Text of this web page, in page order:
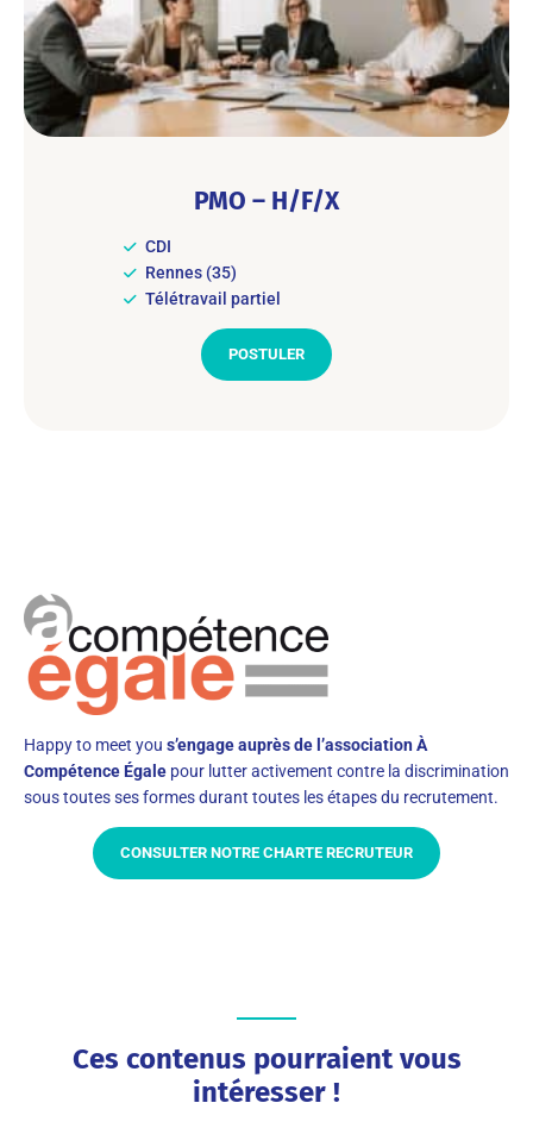
PMO – H/F/X
CDI
Rennes (35)
Télétravail partiel
POSTULER
Happy to meet you s’engage auprès de l’association À
Compétence Égale pour lutter activement contre la discrimination
sous toutes ses formes durant toutes les étapes du recrutement.
CONSULTER NOTRE CHARTE RECRUTEUR
Ces contenus pourraient vous
intéresser !